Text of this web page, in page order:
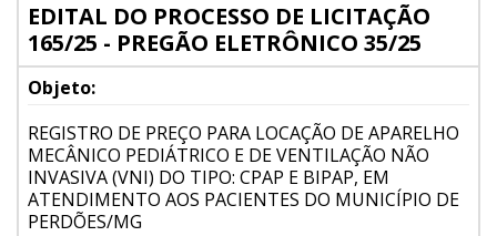
EDITAL DO PROCESSO DE LICITAÇÃO
165/25 - PREGÃO ELETRÔNICO 35/25
Objeto:
REGISTRO DE PREÇO PARA LOCAÇÃO DE APARELHO
MECÂNICO PEDIÁTRICO E DE VENTILAÇÃO NÃO
INVASIVA (VNI) DO TIPO: CPAP E BIPAP, EM
ATENDIMENTO AOS PACIENTES DO MUNICÍPIO DE
PERDÕES/MG